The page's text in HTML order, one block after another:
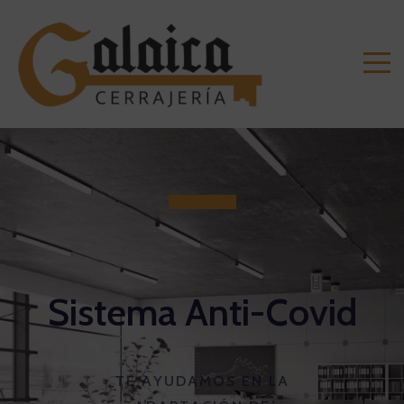
SistemaAnti-Covid
TE AY U DA M O S E N
A